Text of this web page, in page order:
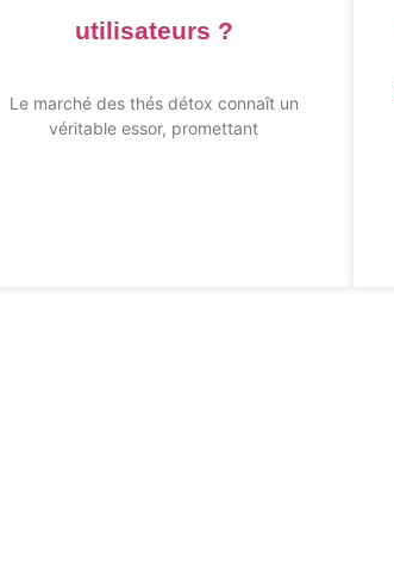
utilisateurs ?
Le marché des thés détox connaît un
véritable essor, promettant